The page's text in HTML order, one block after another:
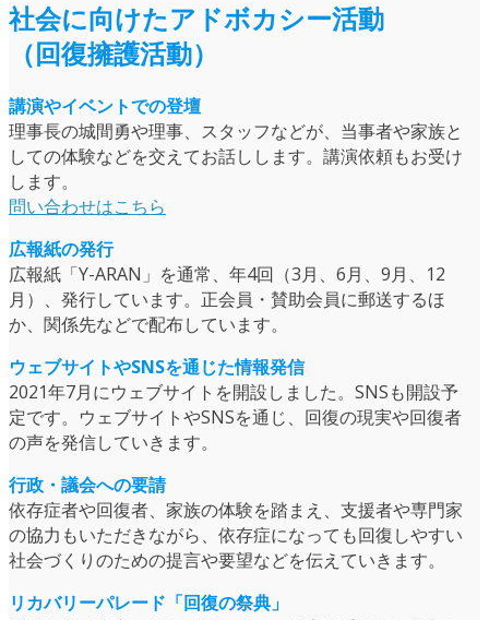
社会に向けたアドボカシー活動
（回復擁護活動）
講演やイベントでの登壇
理事長の城間勇や理事、スタッフなどが、当事者や家族と
しての体験などを交えてお話しします。講演依頼もお受け
します。
問い合わせはこちら
広報紙の発行
広報紙「Y-ARAN」を通常、年4回（3月、6月、9月、12
月）、発行しています。正会員・賛助会員に郵送するほ
か、関係先などで配布しています。
ウェブサイトやSNSを通じた情報発信
2021年7月にウェブサイトを開設しました。SNSも開設予
定です。ウェブサイトやSNSを通じ、回復の現実や回復者
の声を発信していきます。
行政・議会への要請
依存症者や回復者、家族の体験を踏まえ、支援者や専門家
の協力もいただきながら、依存症になっても回復しやすい
社会づくりのための提言や要望などを伝えていきます。
リカバリーパレード「回復の祭典」